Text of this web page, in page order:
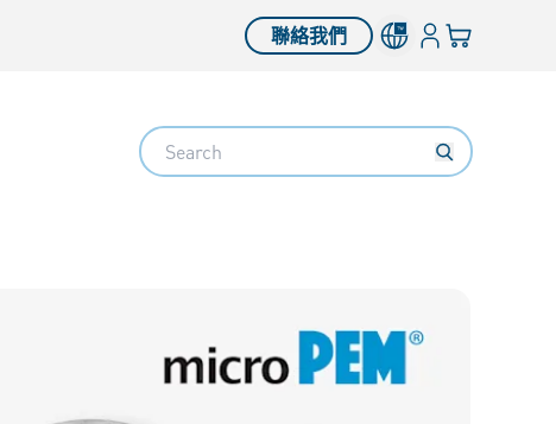
聯絡我們 登錄您的購物車
Search